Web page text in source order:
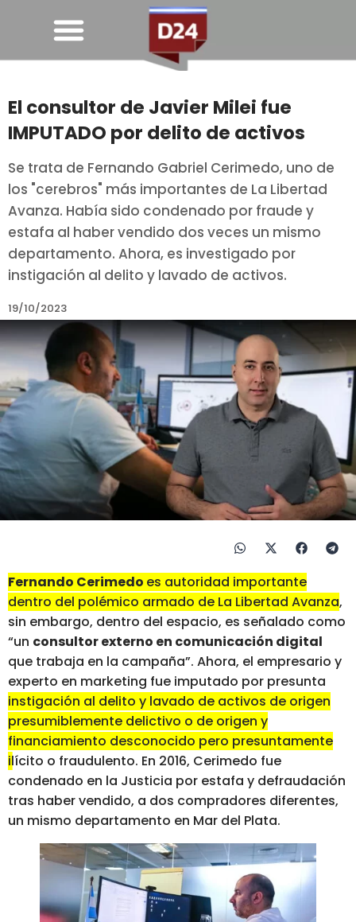
El consultor de Javier Milei fue
IMPUTADO por delito de activos
Se trata de Fernando Gabriel Cerimedo, uno de
los "cerebros" más importantes de La Libertad
Avanza. Había sido condenado por fraude y
estafa al haber vendido dos veces un mismo
departamento. Ahora, es investigado por
instigación al delito y lavado de activos.
19/10/2023
Fernando Cerimedo es autoridad importante
dentro del polémico armado de La Libertad Avanza,
sin embargo, dentro del espacio, es señalado como
“un consultor externo en comunicación digital
que trabaja en la campaña”. Ahora, el empresario y
experto en marketing fue imputado por presunta
instigación al delito y lavado de activos de origen
presumiblemente delictivo o de origen y
financiamiento desconocido pero presuntamente
ilícito o fraudulento. En 2016, Cerimedo fue
condenado en la Justicia por estafa y defraudación
tras haber vendido, a dos compradores diferentes,
un mismo departamento en Mar del Plata.